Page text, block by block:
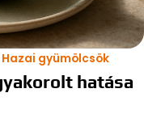
Hazai gyümölcsök
hatása